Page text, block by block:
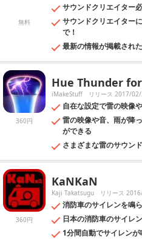
無料
サウンドクリエイター
サウンドクリエイター
で！
最新の情報が掲載され
360円
Hue Thunder
iMakeStuff リリース 2017/
自在な設定で雷の映像
雷の映像や音、雨が降
ができる
さまざまな雷のサウン
360円
KaNKaN
Kaji Takatsugu リリース
消防車のサイレンを鳴
日本の消防車のサイレ
1分間自動でサイレン